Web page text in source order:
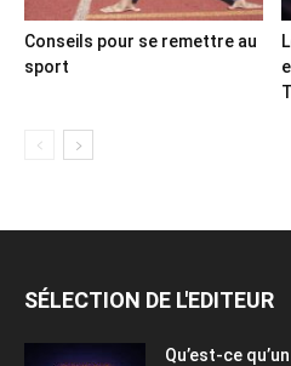
Conseils pour se remettre au
sport
SÉLECTION DE L'EDITEUR
Qu’est-ce